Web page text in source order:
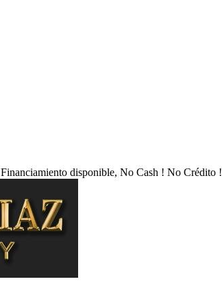
Financiamiento disponible, No Cash ! No Crédito !